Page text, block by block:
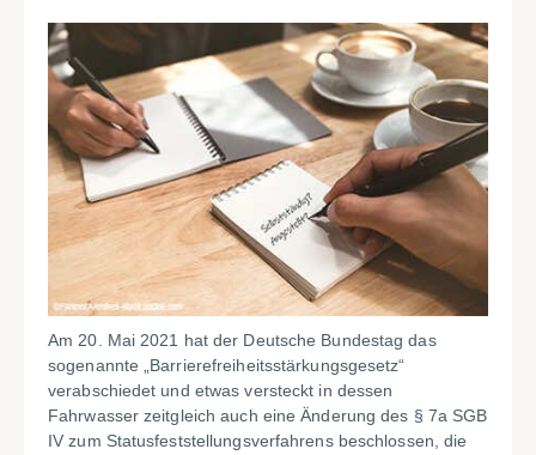
Am 20. Mai 2021 hat der Deutsche Bundestag das
sogenannte „Barrierefreiheitsstärkungsgesetz“
verabschiedet und etwas versteckt in dessen
Fahrwasser zeitgleich auch eine Änderung des § 7a SGB
IV zum Statusfeststellungsverfahrens beschlossen, die